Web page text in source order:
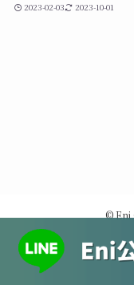
2023-02-03 2023-10-01
©Eni